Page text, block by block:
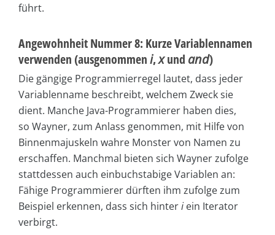
führt.
Angewohnheit Nummer 8: Kurze Variablennamen
verwenden (ausgenommeni,xund and)
Die gängige Programmierregel lautet, dass jeder
Variablenname beschreibt, welchem Zweck sie
dient. Manche Java-Programmierer haben dies,
so Wayner, zum Anlass genommen, mit Hilfe von
Binnenmajuskeln wahre Monster von Namen zu
erschaffen. Manchmal bieten sich Wayner zufolge
stattdessen auch einbuchstabige Variablen an:
Fähige Programmierer dürften ihm zufolge zum
Beispiel erkennen, dass sich hinteri ein Iterator
verbirgt.